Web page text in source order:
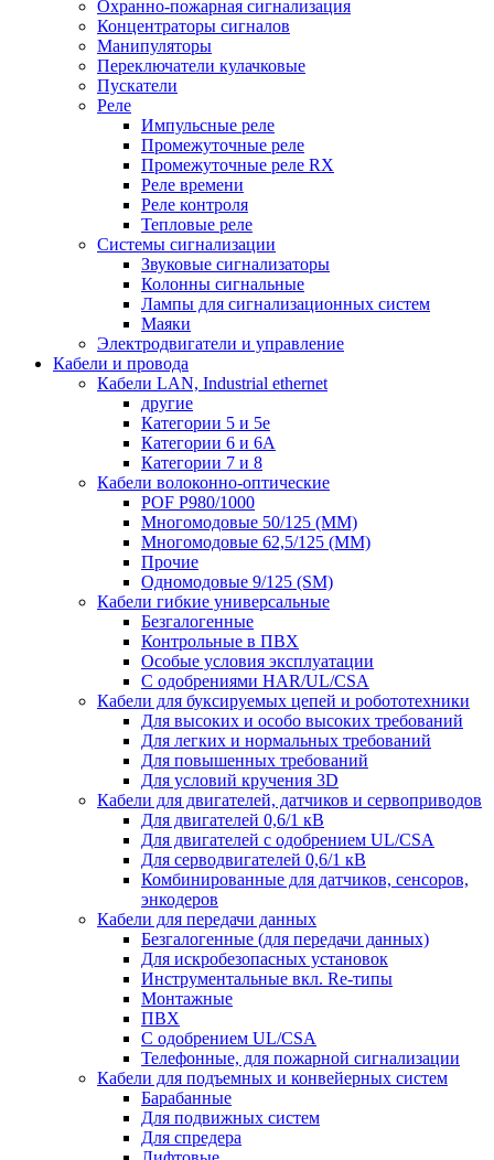
Охранно-пожарная сигнализация
Концентраторы сигналов
Манипуляторы
Переключатели кулачковые
Пускатели
Реле
Импульсные реле
Промежуточные реле
Промежуточные реле RX
Реле времени
Реле контроля
Тепловые реле
Системы сигнализации
Звуковые сигнализаторы
Колонны сигнальные
Лампы для сигнализационных систем
Маяки
Электродвигатели и управление
Кабели и провода
Кабели LAN, Industrial ethernet
другие
Категории 5 и 5е
Категории 6 и 6A
Категории 7 и 8
Кабели волоконно-оптические
POF P980/1000
Многомодовые 50/125 (ММ)
Многомодовые 62,5/125 (ММ)
Прочие
Одномодовые 9/125 (SM)
Кабели гибкие универсальные
Безгалогенные
Контрольные в ПВХ
Особые условия эксплуатации
С одобрениями HAR/UL/CSA
Кабели для буксируемых цепей и робототехники
Для высоких и особо высоких требований
Для легких и нормальных требований
Для повышенных требований
Для условий кручения 3D
Кабели для двигателей, датчиков и сервоприводов
Для двигателей 0,6/1 кВ
Для двигателей с одобрением UL/CSA
Для серводвигателей 0,6/1 кВ
Комбинированные для датчиков, cенсоров,
энкодеров
Кабели для передачи данных
Безгалогенные (для передачи данных)
Для искробезопасных установок
Инструментальные вкл. Re-типы
Монтажные
ПВХ
С одобрением UL/CSA
Телефонные, для пожарной сигнализации
Кабели для подъемных и конвейерных систем
Барабанные
Для подвижных систем
Для спредера